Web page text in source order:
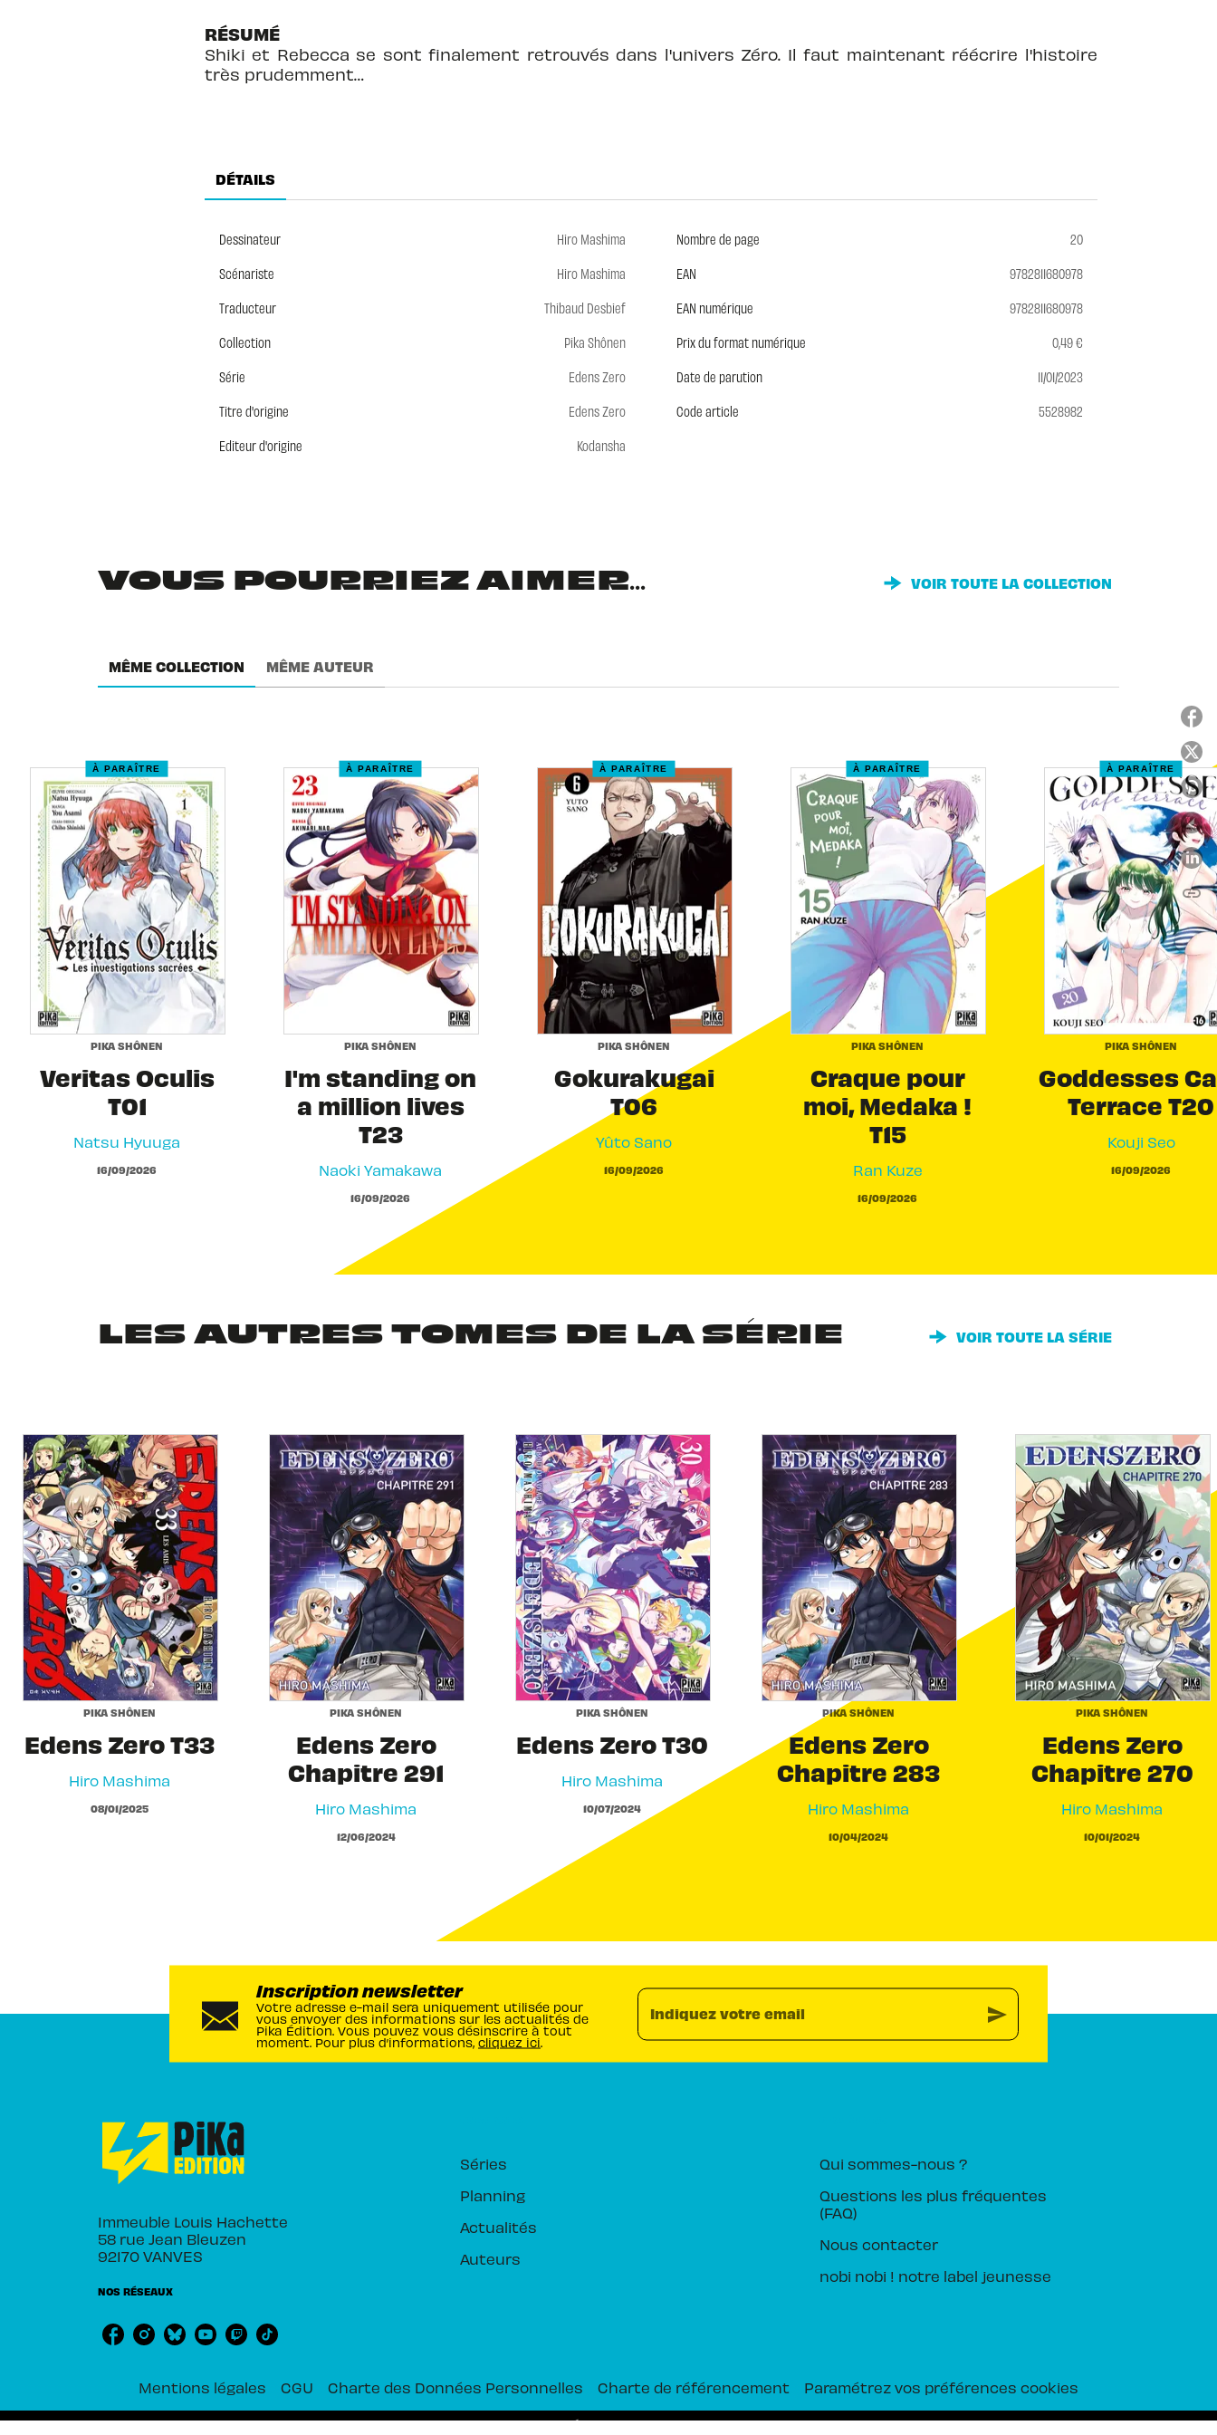
RÉSUMÉ
Shiki et Rebecca se sont finalement retrouvés dans l'univers Zéro. Il faut maintenant réécrire l'histoire
très prudemment…
DÉTAILS
Dessinateur
Hiro Mashima
Scénariste
Hiro Mashima
Traducteur
Thibaud Desbief
Collection
Pika Shônen
Série
Edens Zero
Titre d'origine
Edens Zero
Editeur d'origine
Kodansha
Nombre de page
20
EAN
9782811680978
EAN numérique
9782811680978
Prix du format numérique
0,49 €
Date de parution
11/01/2023
Code article
5528982
VOUS POURRIEZ AIMER... VOIR TOUTE LA COLLECTION
MÊME COLLECTION MÊME AUTEUR
À PARAÎTRE
PIKA SHÔNEN
Veritas Oculis
T01
Natsu Hyuuga
16/09/2026
À PARAÎTRE
PIKA SHÔNEN
I'm standing on
a million lives
T23
Naoki Yamakawa
16/09/2026
À PARAÎTRE
PIKA SHÔNEN
Gokurakugai
T06
Yûto Sano
16/09/2026
À PARAÎTRE
PIKA SHÔNEN
Craque pour
moi, Medaka !
T15
Ran Kuze
16/09/2026
À PARAÎTRE
PIKA SHÔNEN
Goddesses
Terrace T20
Kouji Seo
16/09/2026
LES AUTRES TOMES DE LA SÉRIE VOIR TOUTE LA SÉRIE
PIKA SHÔNEN
Edens Zero T33
Hiro Mashima
08/01/2025
PIKA SHÔNEN
Edens Zero
Chapitre 291
Hiro Mashima
12/06/2024
PIKA SHÔNEN
Edens Zero T30
Hiro Mashima
10/07/2024
PIKA SHÔNEN
Edens Zero
Chapitre 283
Hiro Mashima
10/04/2024
PIKA SHÔNEN
Edens Zero
Chapitre 270
Hiro Mashima
10/01/2024
link
Inscription newsletter
Votre adresse e-mail sera uniquement utilisée pour
vous envoyer des informations sur les actualités de
Pika Édition. Vous pouvez vous désinscrire à tout
moment. Pour plus d’informations, cliquez ici.
Indiquez votre email send
Immeuble Louis Hachette
58 rue Jean Bleuzen
92170 VANVES
NOS RÉSEAUX
Séries
Planning
Actualités
Auteurs
Qui sommes-nous ?
Questions les plus fréquentes
(FAQ)
Nous contacter
nobi nobi ! notre label jeunesse
Mentions légales CGU Charte des Données Personnelles Charte de référencement Paramétrez vos préférences cookies
PIKA ÉDITION© 2026